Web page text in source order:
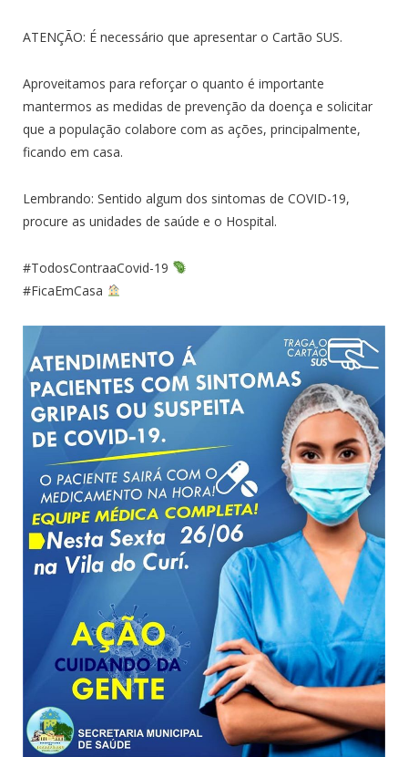
ATENÇÃO: É necessário que apresentar o Cartão SUS.
Aproveitamos para reforçar o quanto é importante
mantermos as medidas de prevenção da doença e solicitar
que a população colabore com as ações, principalmente,
ficando em casa.
Lembrando: Sentido algum dos sintomas de COVID-19,
procure as unidades de saúde e o Hospital.
#TodosContraaCovid-19
#FicaEmCasa